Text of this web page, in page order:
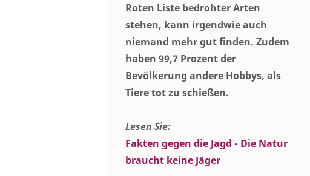
Roten Liste bedrohter Arten
stehen, kann irgendwie auch
niemand mehr gut finden. Zudem
haben 99,7 Prozent der
Bevölkerung andere Hobbys, als
Tiere tot zu schießen.
Lesen Sie:
Fakten gegen die Jagd - Die Natur
braucht keine Jäger